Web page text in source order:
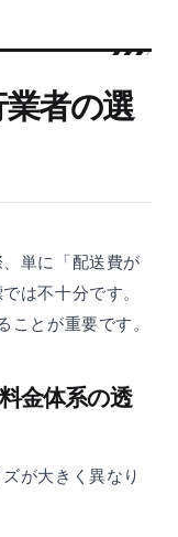
者の選
単に「配送費が
は不十分です。
ことが重要です。
金体系の透
が大きく異なり